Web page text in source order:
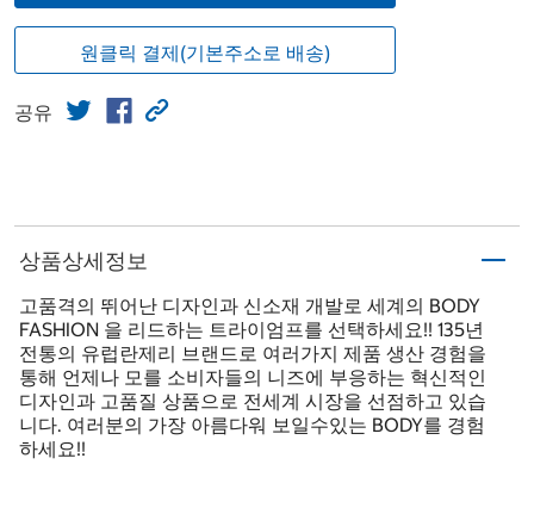
원클릭 결제(기본주소로 배송)
공유
상품상세정보
고품격의 뛰어난 디자인과 신소재 개발로 세계의 BODY
FASHION 을 리드하는 트라이엄프를 선택하세요!! 135년
전통의 유럽란제리 브랜드로 여러가지 제품 생산 경험을
통해 언제나 모를 소비자들의 니즈에 부응하는 혁신적인
디자인과 고품질 상품으로 전세계 시장을 선점하고 있습
니다. 여러분의 가장 아름다워 보일수있는 BODY를 경험
하세요!!